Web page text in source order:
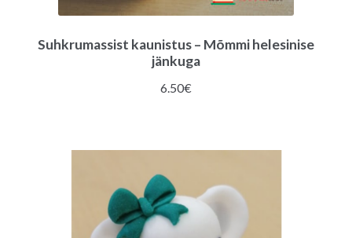
Suhkrumassist kaunistus – Mõmmi helesinise
jänkuga
6.50€